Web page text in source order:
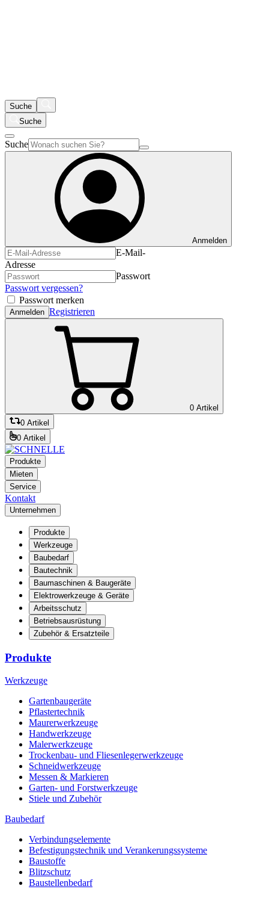
Suche
Suche
Suche
Anmelden
E-Mail-
Adresse
Passwort
Passwort vergessen?
Passwort merken
Anmelden Registrieren
0 Artikel
0 Artikel
0 Artikel
Produkte
Mieten
Service
Kontakt
Unternehmen
Produkte
Werkzeuge
Baubedarf
Bautechnik
Baumaschinen & Baugeräte
Elektrowerkzeuge & Geräte
Arbeitsschutz
Betriebsausrüstung
Zubehör & Ersatzteile
Produkte
Werkzeuge
Gartenbaugeräte
Pflastertechnik
Maurerwerkzeuge
Handwerkzeuge
Malerwerkzeuge
Trockenbau- und Fliesenlegerwerkzeuge
Schneidwerkzeuge
Messen & Markieren
Garten- und Forstwerkzeuge
Stiele und Zubehör
Baubedarf
Verbindungselemente
Befestigungstechnik und Verankerungssysteme
Baustoffe
Blitzschutz
Baustellenbedarf